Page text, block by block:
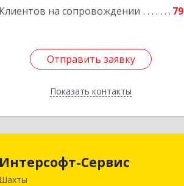
Клиентов на сопровождении 79
Отправить заявку
Показать контакты
Подробнее
Отправить заявку
Назад
Интерсофт-Сервис
Шахты
Интерсофт-Сервис
346480, Ростовская обл, Шахты г,